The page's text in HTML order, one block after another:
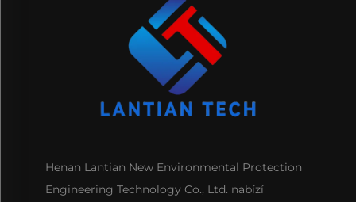
Henan Lantian New Environmental Protection
Engineering Technology Co., Ltd. nabízí